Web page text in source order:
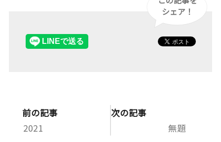
シェア！
前の記事
2021
次の記事
無題